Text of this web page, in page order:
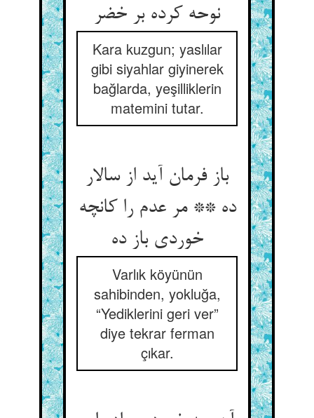
نوحه کرده بر خضر
Kara kuzgun; yaslılar
gibi siyahlar giyinerek
bağlarda, yeşilliklerin
matemini tutar.
باز فرمان آید از سالار
ده ** مر عدم را کانچه
Varlık köyünün
sahibinden, yokluğa,
“Yediklerini geri ver”
diye tekrar ferman
çıkar.